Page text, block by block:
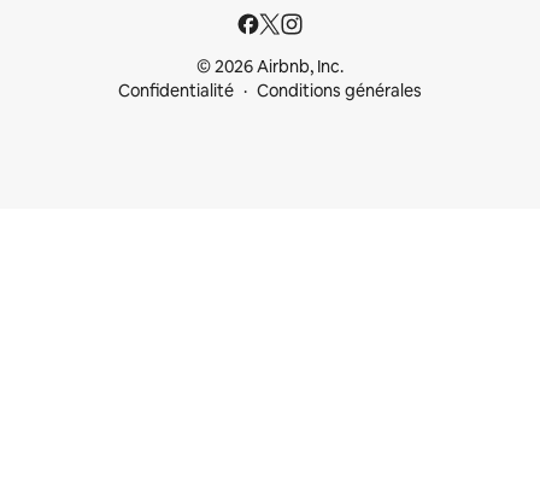
© 2026 Airbnb, Inc.
Confidentialité
Conditions générales